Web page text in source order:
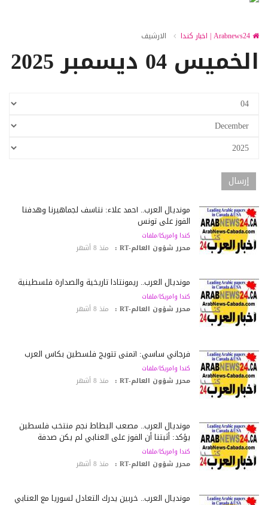
الارشيف
الخميس 04 ديسمبر 2025
مونديال العرب.. أحمد علاء: نتأسف لجماهيرنا وهدفنا
الفوز على تونس
كندا وامريكا/ملفات
محرر شؤون العالم-RT : منذ 8 أشهر
مونديال العرب.. ريمونتادا تاريخية والصدارة فلسطينية
كندا وامريكا/ملفات
محرر شؤون العالم-RT : منذ 8 أشهر
فرجاني ساسي: أتمنى تتويج فلسطين بكأس العرب
كندا وامريكا/ملفات
محرر شؤون العالم-RT : منذ 8 أشهر
مونديال العرب.. مصعب البطاط نجم منتخب فلسطين
يؤكد: أثبتنا أن الفوز على العنابي لم يكن صدفة
كندا وامريكا/ملفات
محرر شؤون العالم-RT : منذ 8 أشهر
مونديال العرب.. خربين يدرك التعادل لسوريا مع العنابي